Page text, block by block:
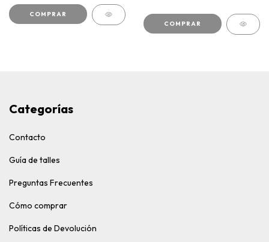
COMPRAR
COMPRAR
Categorías
Contacto
Guía de talles
Preguntas Frecuentes
Cómo comprar
Políticas de Devolución